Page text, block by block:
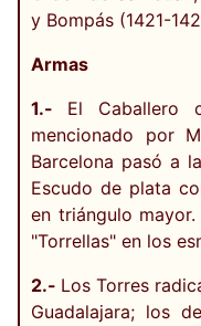
y Bompás (1421-
Armas
1.- El Caballero
mencionado por
Barcelona pasó a
Escudo de plata
en triángulo
"Torrellas" en los
2.- Los Torres
Guadalajara; los